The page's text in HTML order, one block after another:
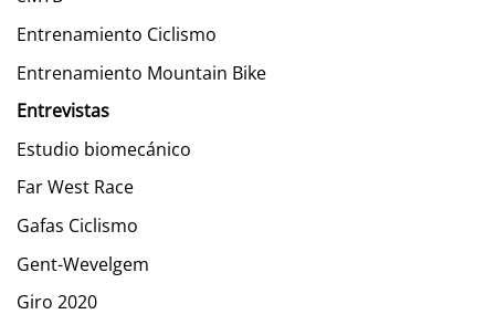
Entrenamiento Ciclismo
Entrenamiento Mountain Bike
Entrevistas
Estudio biomecánico
Far West Race
Gafas Ciclismo
Gent-Wevelgem
Giro 2020